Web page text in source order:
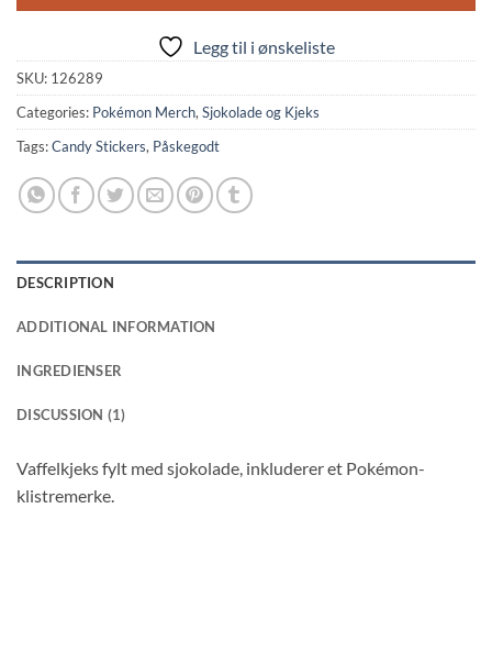
Legg til i ønskeliste
SKU: 126289
Categories: Pokémon Merch,Sjokolade og Kjeks
Tags:Candy Stickers, Påskegodt
DESCRIPTION
ADDITIONAL INFORMATION
INGREDIENSER
DISCUSSION (1)
Vaffelkjeks fylt med sjokolade, inkluderer et Pokémon-
klistremerke.